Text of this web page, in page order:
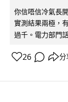
你信唔信冷氣長
實測結果兩極，
過千。電力部門
26 分